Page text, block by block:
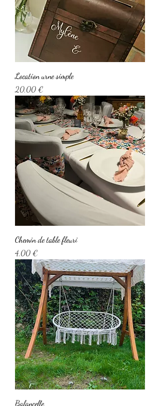
Location urne simple
Prix
20,00 €
Chemin de table fleuri
Prix
4,00 €
Balancelle